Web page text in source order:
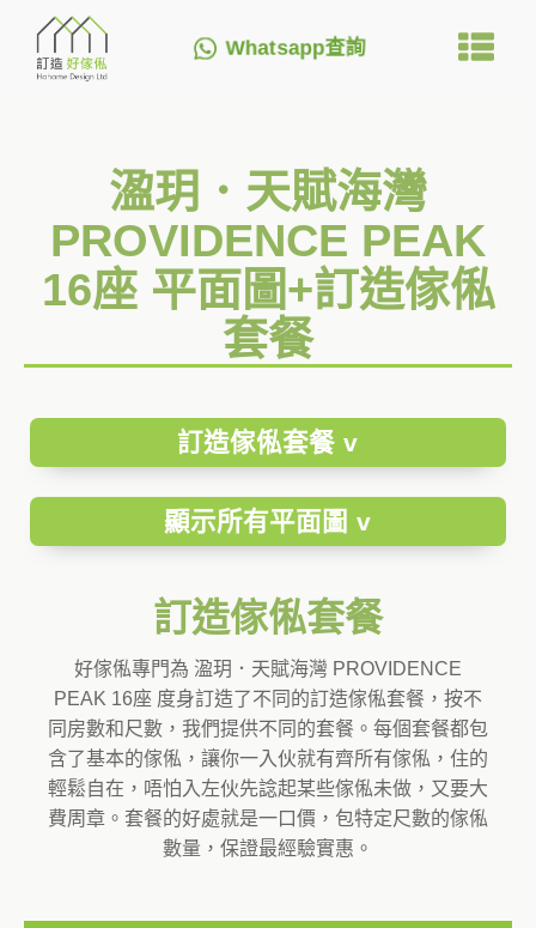
Whatsapp查詢
溋玥．天賦海灣
PROVIDENCE PEAK
16座 平面圖+訂造傢俬
套餐
訂造傢俬套餐 v
顯示所有平面圖 v
訂造傢俬套餐
好傢俬專門為 溋玥．天賦海灣 PROVIDENCE
PEAK 16座 度身訂造了不同的訂造傢俬套餐，按不
同房數和尺數，我們提供不同的套餐。每個套餐都包
含了基本的傢俬，讓你一入伙就有齊所有傢俬，住的
輕鬆自在，唔怕入左伙先諗起某些傢俬未做，又要大
費周章。套餐的好處就是一口價，包特定尺數的傢俬
數量，保證最經驗實惠。